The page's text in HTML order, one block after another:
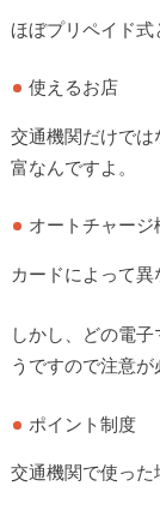
ほぼプリペイド式
使えるお店
交通機関だけで
富なんですよ。
オートチャージ
カードによって異
しかし、どの電
うですので注意が
ポイント制度
交通機関で使った